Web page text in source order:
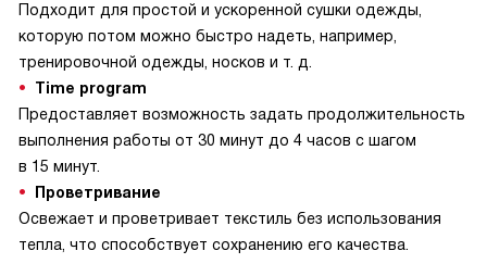
Подходит для простой и ускоренной сушки одежды,
которую потом можно быстро надеть, например,
тренировочной одежды, носков и т. д.
Time program
Предоставляет возможность задать продолжительность
выполнения работы от 30 минут до 4 часов с шагом
в 15 минут.
Проветривание
Освежает и проветривает текстиль без использования
тепла, что способствует сохранению его качества.